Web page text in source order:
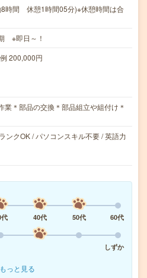
時間 休憩1時間05分)※休憩時間は合
※即日～！
200,000円
業＊部品の交換＊部品組立や組付け＊
ンクOK / パソコンスキル不要 / 英語力
40代 50代
60代
しずか
もっと見る